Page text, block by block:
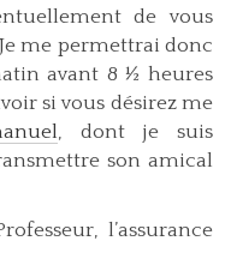
de vous
me permettrai donc
avant 8 ½ heures
si vous désirez me
, dont je suis
son amical
l’assurance